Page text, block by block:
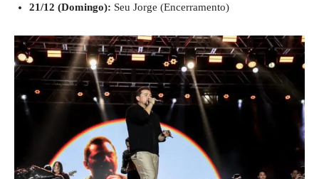
21/12 (Domingo): Seu Jorge (Encerramento)